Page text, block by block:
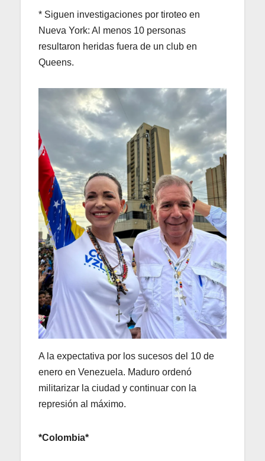
* Siguen investigaciones por tiroteo en
Nueva York: Al menos 10 personas
resultaron heridas fuera de un club en
Queens.
A la expectativa por los sucesos del 10 de
enero en Venezuela. Maduro ordenó
militarizar la ciudad y continuar con la
represión al máximo.
*Colombia*